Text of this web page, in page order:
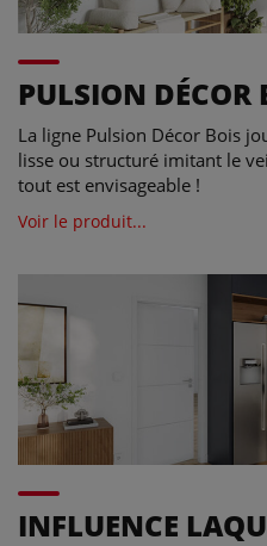
PULSION DÉCOR
La ligne Pulsion Décor Bois
lisse ou structuré imitant le
tout est envisageable !
Voir le produit...
INFLUENCE